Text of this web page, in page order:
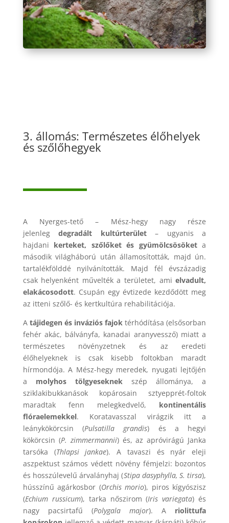
3. állomás: Természetes élőhelyek
és szőlőhegyek
A Nyerges-tető – Mész-hegy nagy része
jelenlegdegradált kultúrterület– ugyanis a
hajdani kerteket, szőlőket és gyümölcsösöketa
második világháború után államosították, majd ún.
tartalékfölddé nyilvánították. Majd fél évszázadig
csak helyenként művelték a területet, amielvadult,
elakácosodott. Csupán egy évtizede kezdődött meg
az itteni szőlő- és kertkultúra rehabilitációja.
A tájidegen és inváziós fajok térhódítása (elsősorban
fehér akác, bálványfa, kanadai aranyvessző) miatt a
természetes növényzetnek és az eredeti
élőhelyeknek is csak kisebb foltokban maradt
hírmondója. A Mész-hegy meredek, nyugati lejtőjén
a molyhos tölgyeseknekszép állománya, a
sziklakibukkanások kopárosain sztyepprét-foltok
maradtak fenn melegkedvelő, kontinentális
flóraelemekkel. Koratavasszal virágzik itt a
leánykökörcsin (Pulsatilla grandis) és a hegyi
kökörcsin (P. zimmermannii) és, az apróvirágú Janka
tarsóka (Thlapsi jankae). A tavaszi és nyár eleji
aszpektust számos védett növény fémjelzi: bozontos
és hosszúlevelű árvalányhaj (Stipa dasyphylla, S. tirsa),
hússzínű agárkosbor (Orchis morio), piros kígyószisz
(Echium russicum), tarka nőszirom (Iris variegata) és
nagy pacsirtafű (Polygala major). A riolittufa